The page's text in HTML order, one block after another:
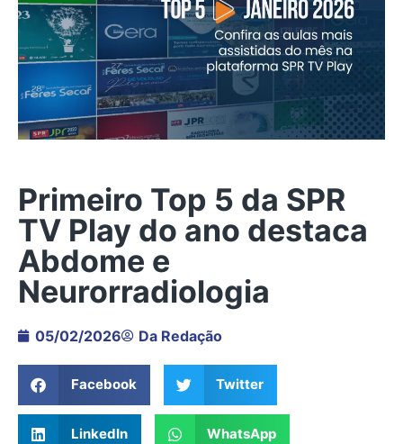
Primeiro Top 5 da SPR
TV Play do ano destaca
Abdome e
Neurorradiologia
05/02/2026 Da Redação
Facebook Twitter
LinkedIn WhatsApp